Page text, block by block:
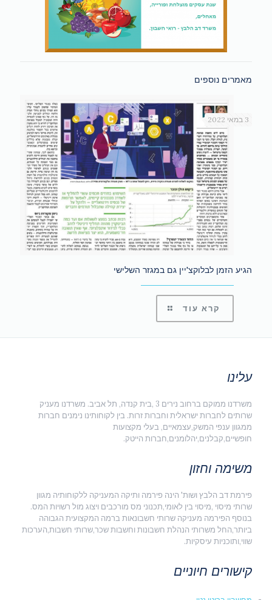
מאמרים נוספים
3 במאי 2022
הגיע הזמן לבלוקצ'יין גם במגזר השלישי
קרא עוד
עלינו
משרדנו ממוקם ברחוב נירים 3 ,בית קנדה, תל אביב. משרדנו מעניק
שרותים לחברות ישראלית וחברות זרות. בין לקוחותינו נימנים חברות
ממגוון ענפי המשק,עצמאיים, בעלי מקצועות
חופשיים,קבלנים,יהלומנים,חברות הייטק.
משימה וחזון
פירמת דב הלבץ ושות' הינה פירמה ותיקה המעניקה ללקוחותיה מגוון
שרותי מיסוי ,מיסוי בין לאומי,תכנוני מס מורכבים ויצוג מול רשויות המס.
בנוסף הפירמה מעניקה שרותי חשבונאות ברמה המקצועית הגבוהה
ביותר,החל משרותי הנהלת חשבונות וחשבות שכר,שרותי חשבות,הערכות
שווי,ותוכניות עיסקיות.
קישורים חיוניים